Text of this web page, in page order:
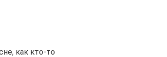
как кто-то